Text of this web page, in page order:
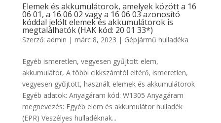
Elemek és akkumulátorok, amelyek között a 16
06 01, a 16 06 02 vagy a 16 06 03 azonosító
kóddal jelölt elemek és akkumulátorok is
megtalálhatók (HAK kód: 20 01 33*)
Szerző: admin | márc 8, 2023 | Gépjármű hulladéka
Egyéb ismeretlen, vegyesen gyűjtött elem,
akkumulátor, A többi cikkszámtól eltérő, ismeretlen,
vegyesen gyűjtött, használt elemek és akkumulátorok
Egyéb adatok: Anyagáram kód: W1305 Anyagáram
megnevezés: Egyéb elem és akkumulátor hulladék
(EPR) Veszélyes hulladéknak...